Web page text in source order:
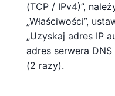
(TCP / IPv4)”,
„Właściwości”,
„Uzyskaj adres IP
adres serwera
(2 razy).